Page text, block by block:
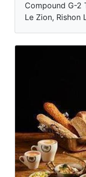
Compound G-2
Le Zion, Rishon